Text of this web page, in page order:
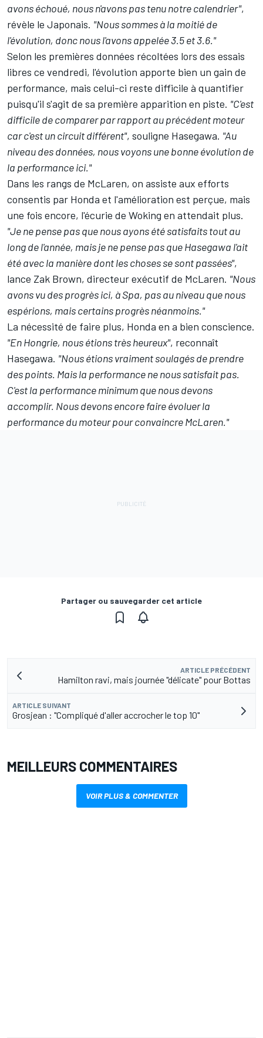
avons échoué, nous n'avons pas tenu notre calendrier",
révèle le Japonais. "Nous sommes à la moitié de
l'évolution, donc nous l'avons appelée 3.5 et 3.6."
Selon les premières données récoltées lors des essais
libres ce vendredi, l'évolution apporte bien un gain de
performance, mais celui-ci reste difficile à quantifier
puisqu'il s'agit de sa première apparition en piste. "C'est
difficile de comparer par rapport au précédent moteur
car c'est un circuit différent", souligne Hasegawa. "Au
niveau des données, nous voyons une bonne évolution de
la performance ici."
Dans les rangs de McLaren, on assiste aux efforts
consentis par Honda et l'amélioration est perçue, mais
une fois encore, l'écurie de Woking en attendait plus.
"Je ne pense pas que nous ayons été satisfaits tout au
long de l'année, mais je ne pense pas que Hasegawa l'ait
été avec la manière dont les choses se sont passées",
lance Zak Brown, directeur exécutif de McLaren. "Nous
avons vu des progrès ici, à Spa, pas au niveau que nous
espérions, mais certains progrès néanmoins."
La nécessité de faire plus, Honda en a bien conscience.
"En Hongrie, nous étions très heureux", reconnaît
Hasegawa. "Nous étions vraiment soulagés de prendre
des points. Mais la performance ne nous satisfait pas.
C'est la performance minimum que nous devons
accomplir. Nous devons encore faire évoluer la
performance du moteur pour convaincre McLaren."
Partager ou sauvegarder cet article
ARTICLE PRÉCÉDENT
Hamilton ravi, mais journée "délicate" pour Bottas
ARTICLE SUIVANT
Grosjean : "Compliqué d'aller accrocher le top 10"
MEILLEURS COMMENTAIRES
VOIR PLUS & COMMENTER